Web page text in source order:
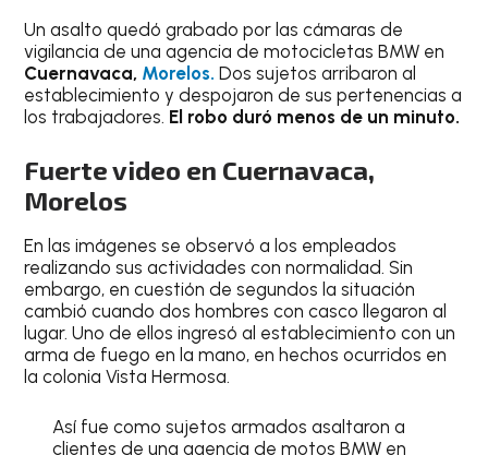
Un asalto quedó grabado por las cámaras de
vigilancia de una agencia de motocicletas BMW en
Cuernavaca, Morelos. Dos sujetos arribaron al
establecimiento y despojaron de sus pertenencias a
los trabajadores. El robo duró menos de un minuto.
Fuerte video en Cuernavaca,
Morelos
En las imágenes se observó a los empleados
realizando sus actividades con normalidad. Sin
embargo, en cuestión de segundos la situación
cambió cuando dos hombres con casco llegaron al
lugar. Uno de ellos ingresó al establecimiento con un
arma de fuego en la mano, en hechos ocurridos en
la colonia Vista Hermosa.
Así fue como sujetos armados asaltaron a
clientes de una agencia de motos BMW en